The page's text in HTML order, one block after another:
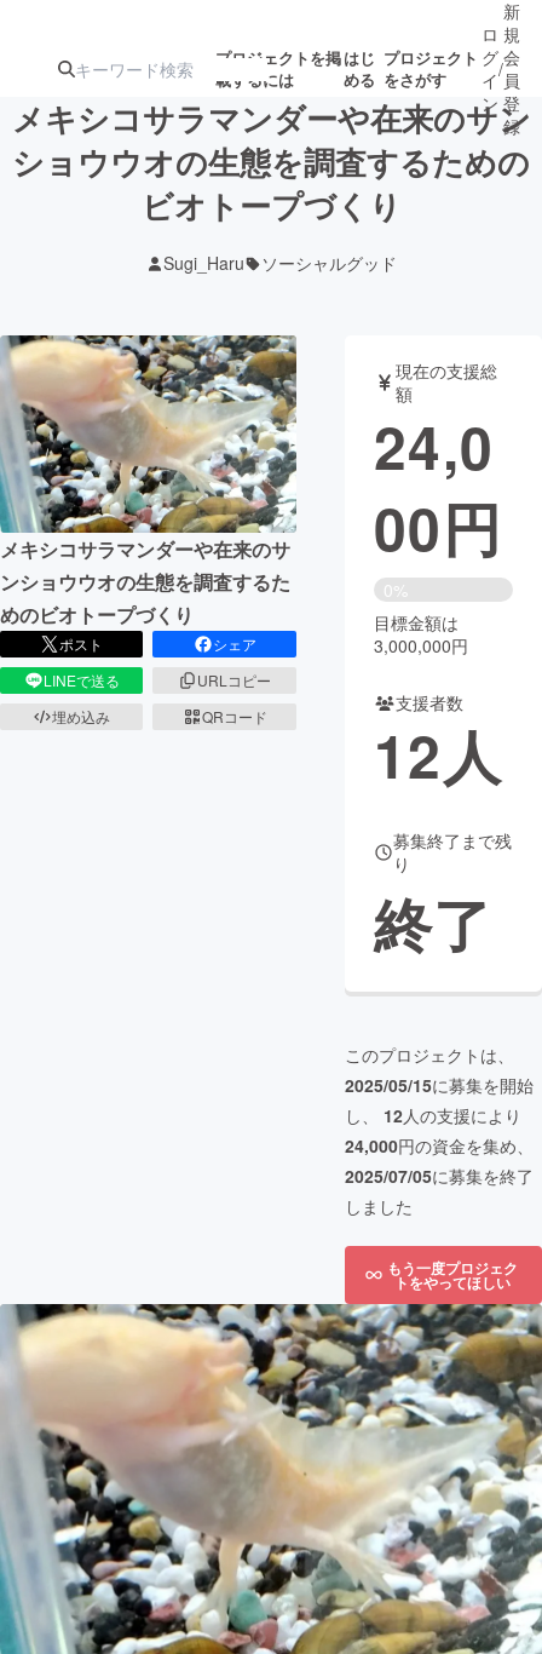
プロジェクトを掲
載するには
はじ
める
プロジェクト
をさがす
注目のリ 注目の新着プロ募集終了が近いプ
ロジェクト
テクノロジー・ガジェット
映像・映画 書籍・雑誌
ビジネス・起業 チャレンジ
まちづくり・地域活性化
CAMPFIRE for Social Good CAMPFIRE Creation
CAMPFIREふるさと納税
コミュニティ
ロ
グ
イ
ン
/
新
規
会
員
登
録
メキシコサラマンダーや在来のサン
ショウウオの生態を調査するための
ビオトープづくり
Sugi_Haru ソーシャルグッド
メキシコサラマンダーや在来のサ
ンショウウオの生態を調査するた
めのビオトープづくり
ポスト
シェア
LINEで送る
URLコピー
埋め込み
QRコード
現在の支援総
額
24,0
00円
0%
目標金額は
3,000,000円
支援者数
12人
募集終了まで残
り
終了
このプロジェクトは、
2025/05/15に募集を開始
し、 12人の支援により
24,000円の資金を集め、
2025/07/05に募集を終了
しました
もう一度プロジェク
トをやってほしい